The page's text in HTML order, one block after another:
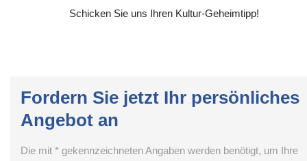
Schicken Sie uns Ihren Kultur-Geheimtipp!
Fordern Sie jetzt Ihr persönliches
Angebot an
Die mit * gekennzeichneten Angaben werden benötigt, um Ihre